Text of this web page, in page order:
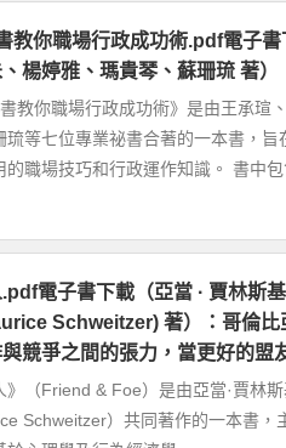
教你職場行政成功術.pdf電子
楊婷雅、瑪貴琴、蘇珊琉 著）
書教你職場行政成功術》是由王承瑄
琉等七位專業祕書合著的一本書，
的職場技巧和行政運作知識。 書中
電子書下載（亞當 · 賈林斯
Schweitzer) 著）：哥倫
競爭之間的張力，當更好的盟
》（Friend & Foe）是由亞當·賈林
Schweitzer）共同著作的一本書，